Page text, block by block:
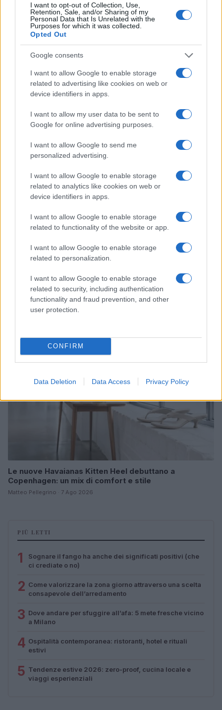
I want to opt-out of Collection, Use,
Retention, Sale, and/or Sharing of my
Personal Data that Is Unrelated with the
Purposes for which it was collected.
Opted Out
Google consents
I want to allow Google to enable storage
related to advertising like cookies on web or
device identifiers in apps.
I want to allow my user data to be sent to
Google for online advertising purposes.
I want to allow Google to send me
personalized advertising.
I want to allow Google to enable storage
related to analytics like cookies on web or
device identifiers in apps.
I want to allow Google to enable storage
related to functionality of the website or app.
I want to allow Google to enable storage
related to personalization.
I want to allow Google to enable storage
related to security, including authentication
functionality and fraud prevention, and other
user protection.
CONFIRM
Data Deletion Data Access Privacy Policy
Italia, cultura e soft power: come valorizzare il nostro
patrimonio
Camilla Fiore · 7 Ago 2026
Mostre di moda 2026: Franco Moschino a Forte di
Bard e gli eventi imperdibili in Italia
Cristian Castiglioni · 7 Ago 2026
Le nuove Havaianas Kitten Heel debuttano a
Copenhagen: un mix di comfort e stile
Matteo Pellegrino · 7 Ago 2026
PIÙ LETTI
1
Sognare il fango ha anche dei significati positivi (che
ci crediate o no)
2 Come valorizzare la zona giorno attraverso una scelta
consapevole dell’arredamento
3 Dove andare per sfuggire all’afa: 5 mete fresche vicino
a Milano
4 Ospitalità contemporanea: ristoranti, hotel e rituali
estivi
5 Tendenze estive 2026: zero-proof, cucina locale e
viaggi esperienziali